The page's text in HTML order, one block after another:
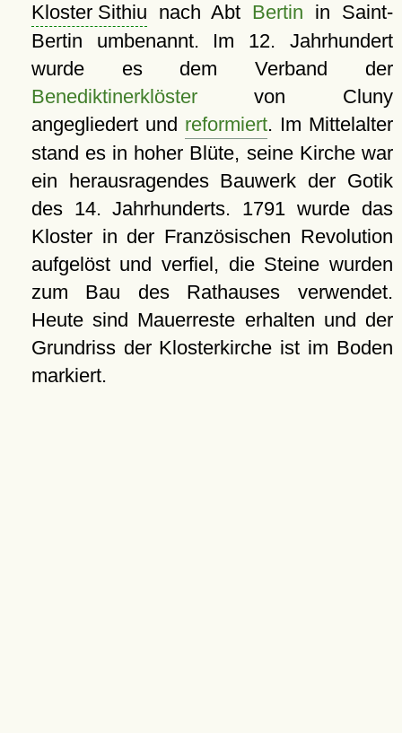
Kloster Sithiu nach Abt Bertin in Saint-
Bertin umbenannt. Im 12. Jahrhundert
wurde es dem Verband der
Benediktinerklöstervon Cluny
angegliedert und reformiert. Im Mittelalter
stand es in hoher Blüte, seine Kirche war
ein herausragendes Bauwerk der Gotik
des 14. Jahrhunderts. 1791 wurde das
Kloster in der Französischen Revolution
aufgelöst und verfiel, die Steine wurden
zum Bau des Rathauses verwendet.
Heute sind Mauerreste erhalten und der
Grundriss der Klosterkirche ist im Boden
markiert.